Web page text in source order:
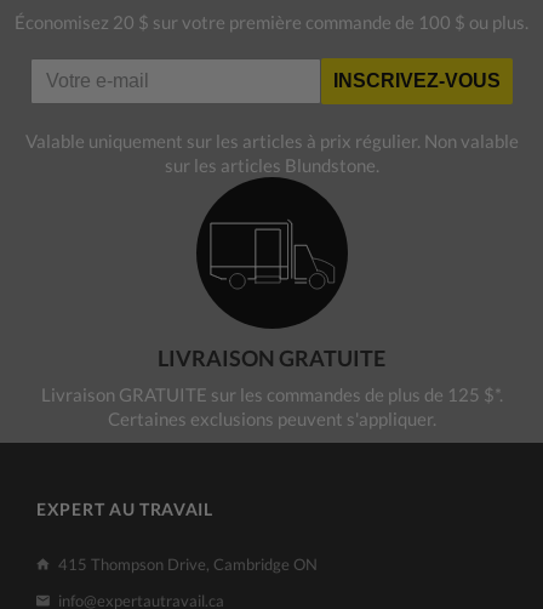
Économisez 20 $ sur votre première commande de 100 $ ou plus.
INSCRIVEZ-VOUS
Valable uniquement sur les articles à prix régulier. Non valable
sur les articles Blundstone.
LIVRAISON GRATUITE
Livraison GRATUITE sur les commandes de plus de 125 $*.
Certaines exclusions peuvent s'appliquer.
EXPERT AU TRAVAIL
415 Thompson Drive, Cambridge ON
info@expertautravail.ca